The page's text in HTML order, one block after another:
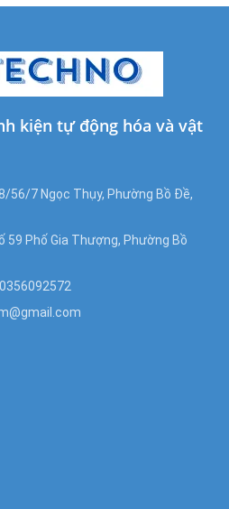
kiện tự động hóa và vật
56/7 Ngọc Thụy, Phường Bồ Đề,
59 Phố Gia Thượng, Phường Bồ